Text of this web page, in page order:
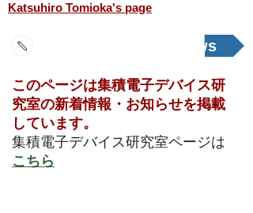
Katsuhiro Tomioka's page
新着情報 / What's news
​このページは集積電子デバイス研
究室の新着情報・お知らせを掲載
しています。
​集積電子デバイス研究室ページは
こちら